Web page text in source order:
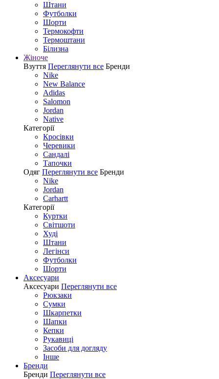
Штани
Футболки
Шорти
Термокофти
Термоштани
Білизна
Жіноче
Взуття Переглянути все Бренди
Nike
New Balance
Adidas
Salomon
Jordan
Native
Категорії
Кросівки
Черевики
Сандалі
Tапочки
Одяг Переглянути все Бренди
Nike
Jordan
Carhartt
Категорії
Куртки
Світшоти
Худі
Штани
Легінси
Футболки
Шорти
Аксесуари
Аксесуари Переглянути все
Рюкзаки
Сумки
Шкарпетки
Шапки
Кепки
Рукавиці
Засоби для догляду
Інше
Бренди
Бренди Переглянути все